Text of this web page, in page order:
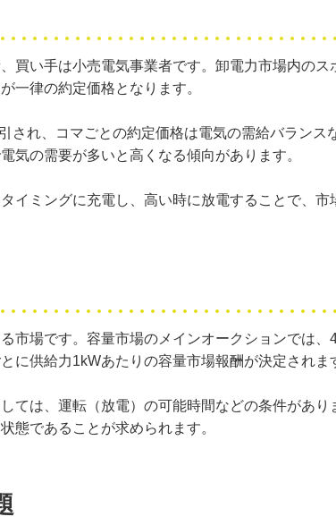
買い手は小売電気事業者です。卸電力市場内の
一律の約定価格となります。
され、コマごとの約定価格は電気の需給バラン
気の需要が多いと高くなる傾向があります。
イミングに充電し、高い時に放電することで、
市場です。容量市場のメインオークションでは
に供給力1kWあたりの容量市場報酬が決定されま
ては、運転（放電）の可能時間などの条件があ
態であることが求められます。